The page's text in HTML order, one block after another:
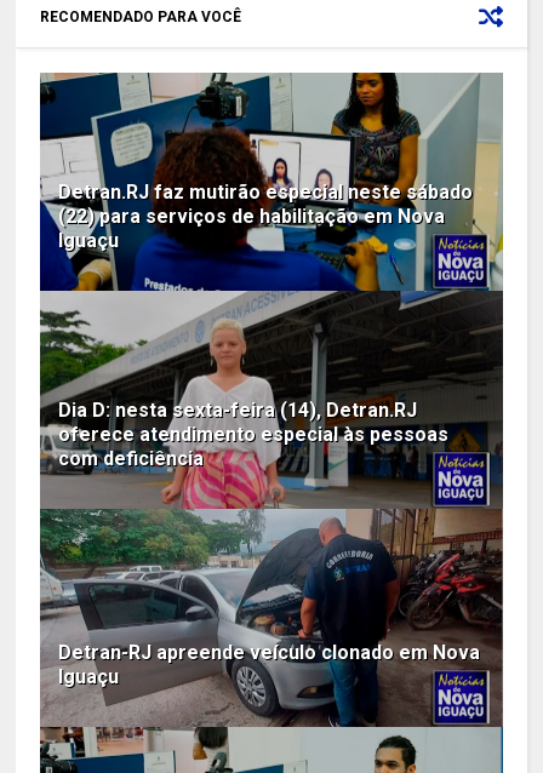
RECOMENDADO PARA VOCÊ
Detran.RJ faz mutirão especial neste sábado
(22) para serviços de habilitação em Nova
Iguaçu
Dia D: nesta sexta-feira (14), Detran.RJ
oferece atendimento especial às pessoas
com deficiência
Detran-RJ apreende veículo clonado em Nova
Iguaçu